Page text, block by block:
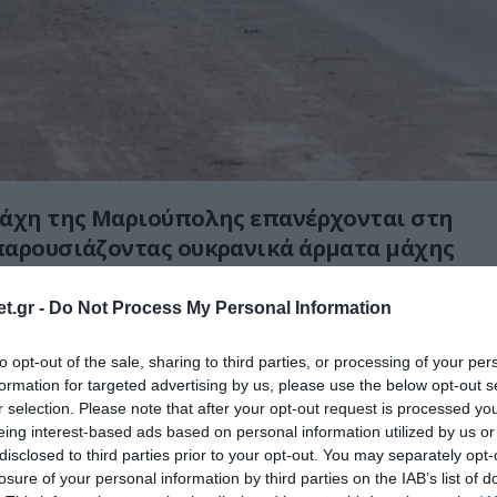
- Do Not Process My Personal Information
opt-out of the sale, sharing to third parties, or processing of your
for targeted advertising by us, please use the below opt-out
selection. Please note that after your opt-out request is processed
interest-based ads based on personal information utilized by us
to third parties prior to your opt-out. You may separately
of your personal information by third parties on the IAB’s list of
άχη της Μαριούπολης επανέρχονται στη
ουκρανικά άρματα μάχης
σε χιονισμένη αστική διασταύρωση στη
να υψώνονται από τα σημεία των
μάχες να εξελίσσονται μέσα στον αστικό